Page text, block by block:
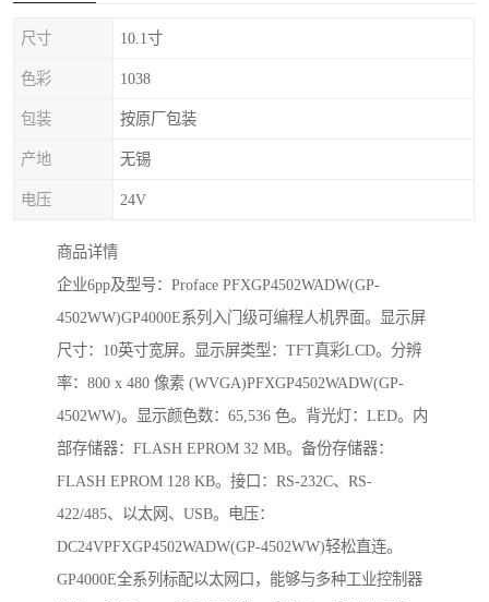
尺寸 10.1寸
色彩 1038
包装 按原厂包装
产地 无锡
电压 24V
商品详情
企业6pp及型号：Proface PFXGP4502WADW(GP-
4502WW)GP4000E系列入门级可编程人机界面。显示屏
尺寸：10英寸宽屏。显示屏类型：TFT真彩LCD。分辨
率：800 x 480 像素 (WVGA)PFXGP4502WADW(GP-
4502WW)。显示颜色数：65,536 色。背光灯：LED。内
部存储器：FLASH EPROM 32 MB。备份存储器：
FLASH EPROM 128 KB。接口：RS-232C、RS-
422/485、以太网、USB。电压：
DC24VPFXGP4502WADW(GP-4502WW)轻松直连。
GP4000E全系列标配以太网口，能够与多种工业控制器